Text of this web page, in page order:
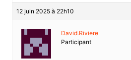
12 juin 2025 à 22h10
David.Riviere
Participant